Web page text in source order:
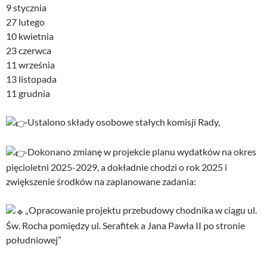
9 stycznia
27 lutego
10 kwietnia
23 czerwca
11 września
13 listopada
11 grudnia
Ustalono składy osobowe stałych komisji Rady,
Dokonano zmianę w projekcie planu wydatków na okres
pięcioletni 2025-2029, a dokładnie chodzi o rok 2025 i
zwiększenie środków na zaplanowane zadania:
„Opracowanie projektu przebudowy chodnika w ciągu ul.
Św. Rocha pomiędzy ul. Serafitek a Jana Pawła II po stronie
południowej”